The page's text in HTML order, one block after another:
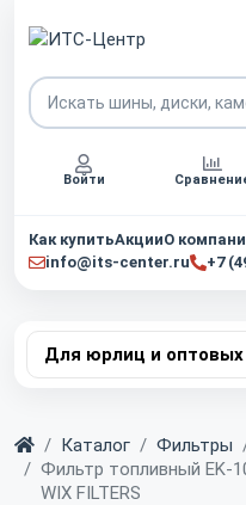
Войти
Как купитьАкцииО
info@its-center.ru
+7
Для юрлиц и оптовых
Главная
Каталог Фильтры
Фильтр топливный EK-
WIX FILTERS